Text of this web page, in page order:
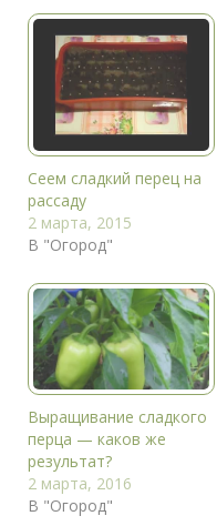
Сеем сладкий перец на
рассаду
2 марта, 2015
В "Огород"
Выращивание сладкого
перца — каков же
результат?
2 марта, 2016
В "Огород"